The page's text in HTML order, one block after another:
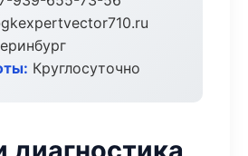
Круглосуточно